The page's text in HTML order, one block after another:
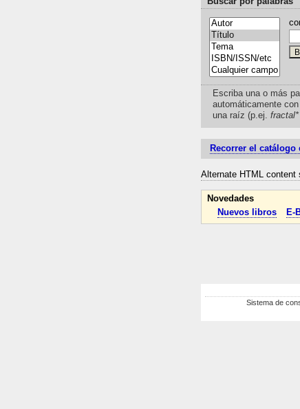
Escriba una o más
automáticamente
una raíz (p.ej. fractal*
Recorrer el catálogo
Alternate HTML content
Novedades
Nuevos libros
E-
Sistema de